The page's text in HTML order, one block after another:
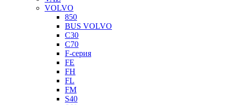
VOLVO
850
BUS VOLVO
C30
C70
F-серия
FE
FH
FL
FM
S40